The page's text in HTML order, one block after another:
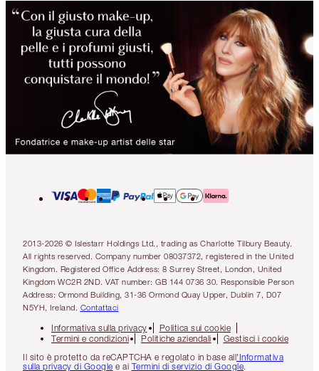
2013-2026 © Islestarr Holdings Ltd., trading as Charlotte Tilbury Beauty.
All rights reserved. Company number 08037372, registered in the United
Kingdom. Registered Office Address: 8 Surrey Street, London, United
Kingdom WC2R 2ND. VAT number: GB 144 0736 30. Responsible Person
Address: Ormond Building, 31-36 Ormond Quay Upper, Dublin 7, D07
N5YH, Ireland. Contattaci
Informativa sulla privacy
Politica sui cookie
Termini e condizioni
Politiche aziendali
Gestisci i cookie
Il sito è protetto da reCAPTCHA e regolato in base all'Informativa
sulla privacy di Google e ai Termini di servizio di Google.